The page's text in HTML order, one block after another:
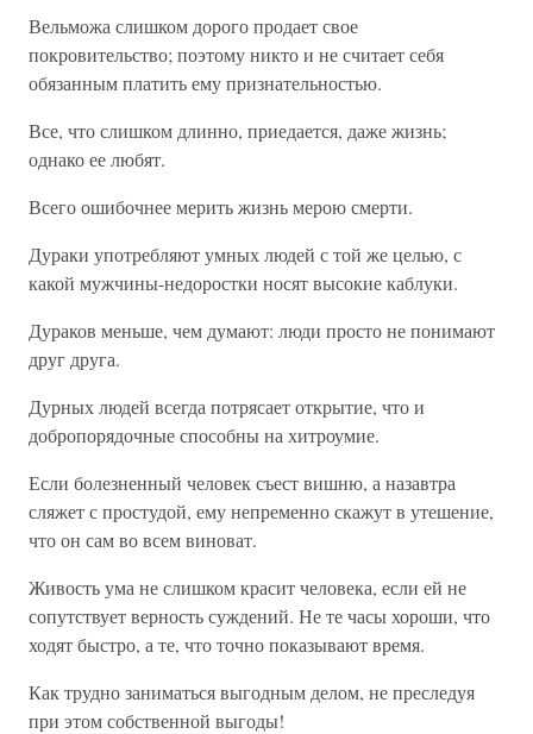
Вельможа слишком дорого продает свое
покровительство; поэтому никто и не считает себя
обязанным платить ему признательностью.
Все, что слишком длинно, приедается, даже жизнь;
однако ее любят.
Всего ошибочнее мерить жизнь мерою смерти.
Дураки употребляют умных людей с той же целью, с
какой мужчины-недоростки носят высокие каблуки.
Дураков меньше, чем думают: люди просто не понимают
друг друга.
Дурных людей всегда потрясает открытие, что и
добропорядочные способны на хитроумие.
Если болезненный человек съест вишню, а назавтра
сляжет с простудой, ему непременно скажут в утешение,
что он сам во всем виноват.
Живость ума не слишком красит человека, если ей не
сопутствует верность суждений. Не те часы хороши, что
ходят быстро, а те, что точно показывают время.
Как трудно заниматься выгодным делом, не преследуя
при этом собственной выгоды!